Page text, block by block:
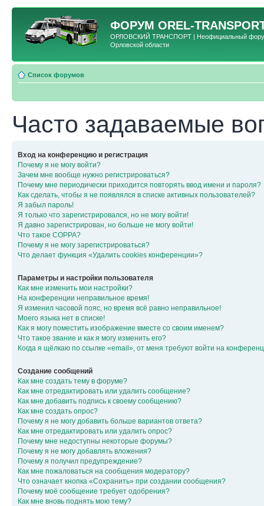
ФОРУМ OREL-
ОРЛОВСКИЙ ТРАНСПОРТ | Неофициальный форум
Орловской области
Список форумов
Часто задаваемые
Вход на конференцию и регистрация
Почему я не могу войти?
Зачем мне вообще нужно регистрироваться?
Почему мне периодически приходится повторять ввод имени и пароля?
Как сделать, чтобы я не появлялся в списке активных пользователей?
Я забыл пароль!
Я только что зарегистрировался, но не могу войти!
Я давно зарегистрирован, но больше не могу войти!
Что такое COPPA?
Почему я не могу зарегистрироваться?
Что делает функция «Удалить cookies конференции»?
Параметры и настройки пользователя
Как мне изменить мои настройки?
На конференции неправильное время!
Я изменил часовой пояс, но время всё равно неправильное!
Моего языка нет в списке!
Как я могу поместить изображение вместе со своим именем?
Что такое звание и как я могу изменить его?
Когда я щёлкаю по ссылке «email», от меня требуют войти на
Создание сообщений
Как мне создать тему в форуме?
Как мне отредактировать или удалить сообщение?
Как мне добавить подпись к своему сообщению?
Как мне создать опрос?
Почему я не могу добавить больше вариантов ответа?
Как мне отредактировать или удалить опрос?
Почему мне недоступны некоторые форумы?
Почему я не могу добавлять вложения?
Почему я получил предупреждение?
Как мне пожаловаться на сообщения модератору?
Что означает кнопка «Сохранить» при создании сообщения?
Почему моё сообщение требует одобрения?
Как мне вновь поднять мою тему?